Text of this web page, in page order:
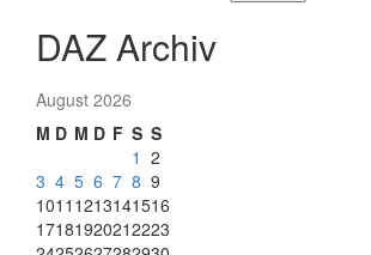
DAZ Archiv
August 2026
M D M D F S S
1 2
3 4 5 6 7 8 9
1011 1213141516
17181920212223